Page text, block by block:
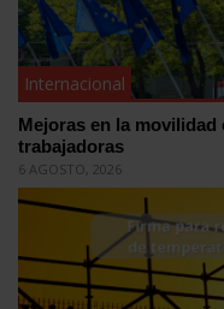
Internacional
Mejoras en la movilidad
trabajadoras
6 AGOSTO, 2026